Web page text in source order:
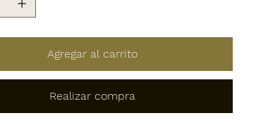
Agregar al carrito
Realizar compra